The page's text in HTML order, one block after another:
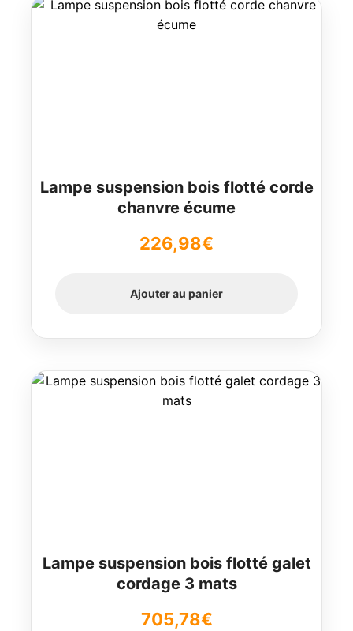
Lampe suspension bois flotté corde
chanvre écume
226,98€
Ajouter au panier
Lampe suspension bois flotté galet
cordage 3 mats
705,78€